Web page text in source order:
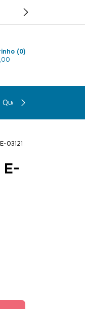
(0)
Quem Somos
03121
E-